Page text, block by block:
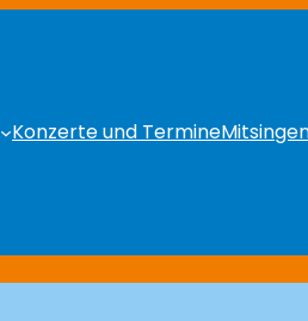
Konzerte und Termine